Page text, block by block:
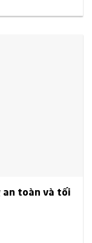
an toàn và tối